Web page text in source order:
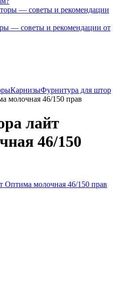
— советы и рекомендации от
КарнизыФурнитура для штор
молочная 46/150 прав
лайт
46/150